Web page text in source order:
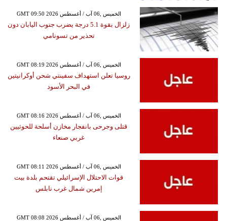
GMT 09:50 2026 الخميس ,06 آب / أغسطس
زلزال بقوة 5.1 درجة يضرب جنوب اليابان دون
تحذير من تسونامي
GMT 08:19 2026 الخميس ,06 آب / أغسطس
روسيا تعلن استهداف سفينتي شحن أوكرانيتين
في البحر الأسود
GMT 08:16 2026 الخميس ,06 آب / أغسطس
قتلى وجرحى بانفجار مخازن أسلحة للحوثيين
غربي صنعاء
GMT 08:11 2026 الخميس ,06 آب / أغسطس
قوات الاحتلال الإسرائيلي تقتحم بلدة بيت
إمرين شمال غرب نابلس
GMT 08:08 2026 الخميس ,06 آب / أغسطس